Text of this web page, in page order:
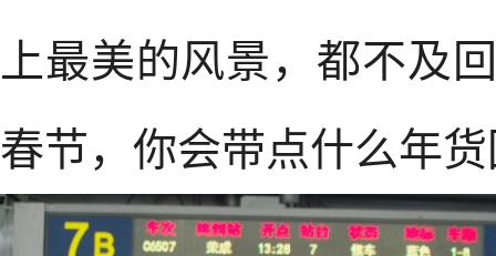
上最美的风景，都不及
春节，你会带点什么年